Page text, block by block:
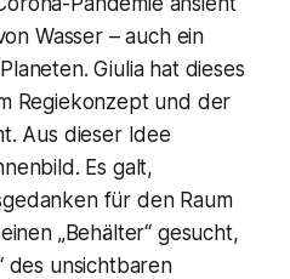
Wasser – auch ein
Giulia hat dieses
Regiekonzept und der
Aus dieser Idee
Es galt,
für den Raum
„Behälter“ gesucht,
des unsichtbaren